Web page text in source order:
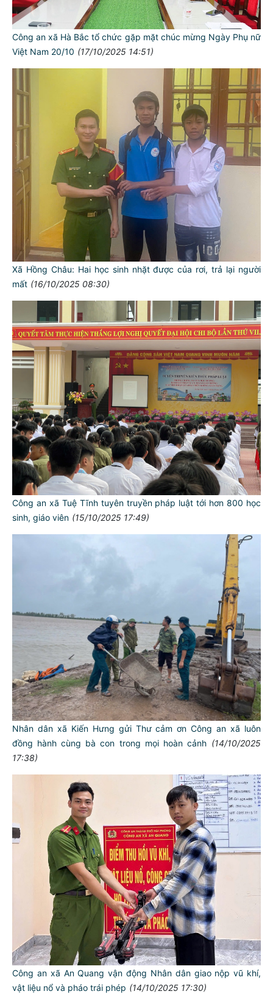
Công an xã Hà Bắc tổ chức gặp mặt chúc mừng Ngày Phụ nữ
Việt Nam 20/10 (17/10/2025 14:51)
Xã Hồng Châu: Hai học sinh nhặt được của rơi, trả lại người
mất (16/10/2025 08:30)
Công an xã Tuệ Tĩnh tuyên truyền pháp luật tới hơn 800 học
sinh, giáo viên (15/10/2025 17:49)
Nhân dân xã Kiến Hưng gửi Thư cảm ơn Công an xã luôn
đồng hành cùng bà con trong mọi hoàn cảnh (14/10/2025
17:38)
Công an xã An Quang vận động Nhân dân giao nộp vũ khí,
vật liệu nổ và pháo trái phép (14/10/2025 17:30)